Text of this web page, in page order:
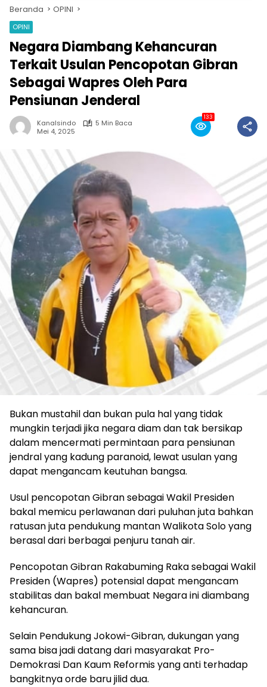
Beranda OPINI
OPINI
Negara Diambang Kehancuran
Terkait Usulan Pencopotan Gibran
Sebagai Wapres Oleh Para
Pensiunan Jenderal
Kanalsindo
5 Min Baca
Mei 4, 2025
133
Bukan mustahil dan bukan pula hal yang tidak
mungkin terjadi jika negara diam dan tak bersikap
dalam mencermati permintaan para pensiunan
jendral yang kadung paranoid, lewat usulan yang
dapat mengancam keutuhan bangsa.
Usul pencopotan Gibran sebagai Wakil Presiden
bakal memicu perlawanan dari puluhan juta bahkan
ratusan juta pendukung mantan Walikota Solo yang
berasal dari berbagai penjuru tanah air.
Pencopotan Gibran Rakabuming Raka sebagai Wakil
Presiden (Wapres) potensial dapat mengancam
stabilitas dan bakal membuat Negara ini diambang
kehancuran.
Selain Pendukung Jokowi-Gibran, dukungan yang
sama bisa jadi datang dari masyarakat Pro-
Demokrasi Dan Kaum Reformis yang anti terhadap
bangkitnya orde baru jilid dua.